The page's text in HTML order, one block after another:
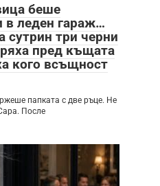
беше
в леден гараж…
сутрин три черни
пред къщата
кого всъщност
папката с две ръце. Не
После